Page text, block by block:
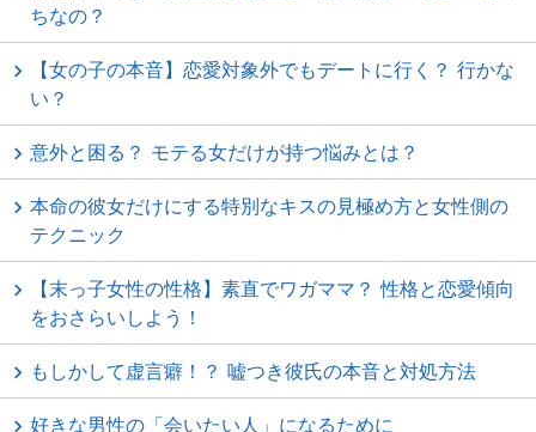
ちなの？
【女の子の本音】恋愛対象外でもデートに行く？ 行かな
い？
意外と困る？ モテる女だけが持つ悩みとは？
本命の彼女だけにする特別なキスの見極め方と女性側の
テクニック
【末っ子女性の性格】素直でワガママ？ 性格と恋愛傾向
をおさらいしよう！
もしかして虚言癖！？ 嘘つき彼氏の本音と対処方法
好きな男性の「会いたい人」になるために